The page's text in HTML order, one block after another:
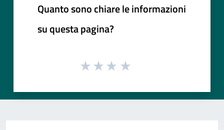
Quanto sono chiare le informazioni
su questa pagina?